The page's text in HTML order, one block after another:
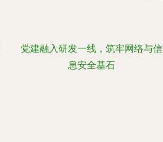
党建融入研发一线，筑牢网络与信
息安全基石